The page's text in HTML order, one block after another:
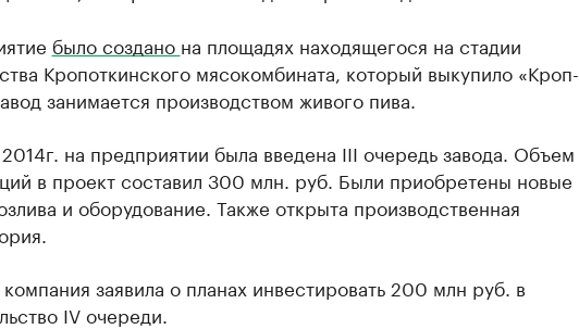
было создано на площадях находящегося на стадии
Кропоткинского мясокомбината, который выкупило «Кроп-
занимается производством живого пива.
на предприятии была введена III очередь завода. Объем
в проект составил 300 млн. руб. Были приобретены новые
и оборудование. Также открыта производственная
заявила о планах инвестировать 200 млн руб. в
IV очереди.